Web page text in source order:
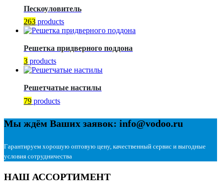
Пескоуловитель
263 products
Решетка придверного поддона
3 products
Решетчатые настилы
79 products
Мы ждём Ваших заявок: info@vodoo.ru
Гарантируем хорошую оптовую цену, качественный сервис и выгодные
условия сотрудничества
НАШ АССОРТИМЕНТ